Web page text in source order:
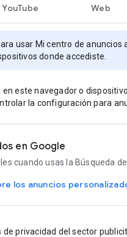
YouTube Web
usar Mi centro de anuncios
donde accediste.
este navegador o dispositivo.
la configuración para
en Google
cuando usas la Búsqueda
los anuncios
privacidad del sector